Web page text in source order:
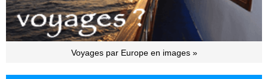
Voyages par Europe en images »